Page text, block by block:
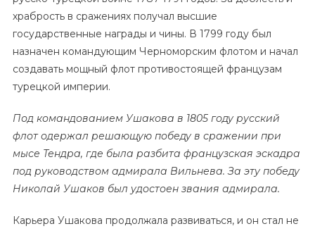
храбрость в сражениях получал высшие
государственные награды и чины. В 1799 году был
назначен командующим Черноморским флотом и начал
создавать мощный флот противостоящей французам
турецкой империи.
Под командованием Ушакова в 1805 году русский
флот одержал решающую победу в сражении при
мысе Тендра, где была разбита французская эскадра
под руководством адмирала Вильнева. За эту победу
Николай Ушаков был удостоен звания адмирала.
Карьера Ушакова продолжала развиваться, и он стал не